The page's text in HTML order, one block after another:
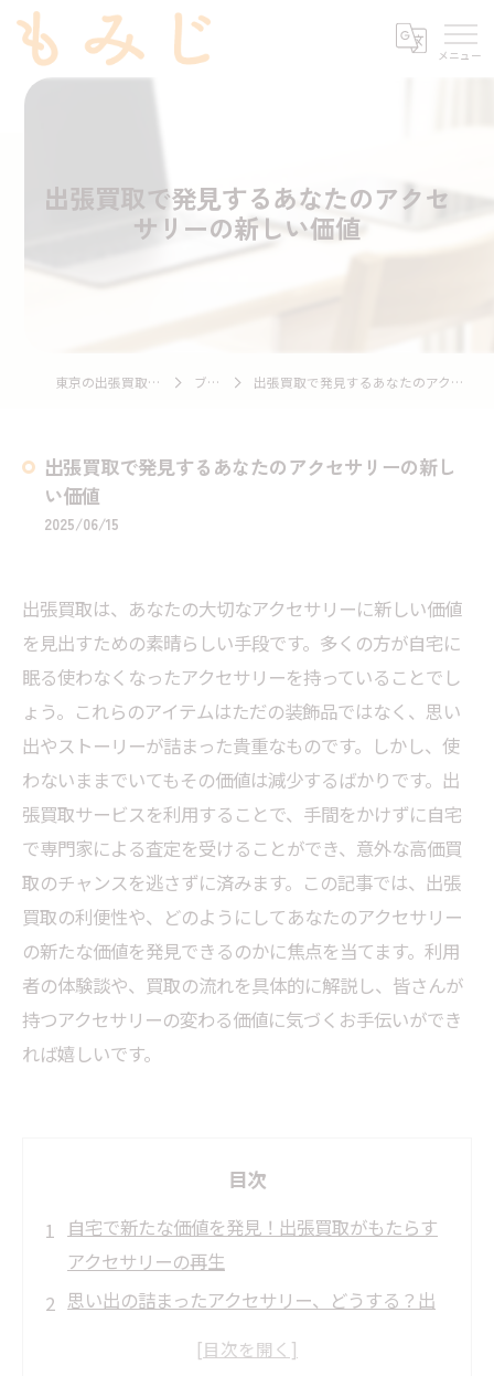
出張買取で発見するあなたのアクセ
サリーの新しい価値
東京の出張買取ならもみじ ブログ 出張買取で発見するあなたのアクセサリーの新しい価値
出張買取で発見するあなたのアクセサリーの新し
い価値
2025/06/15
出張買取は、あなたの大切なアクセサリーに新しい価値
を見出すための素晴らしい手段です。多くの方が自宅に
眠る使わなくなったアクセサリーを持っていることでし
ょう。これらのアイテムはただの装飾品ではなく、思い
出やストーリーが詰まった貴重なものです。しかし、使
わないままでいてもその価値は減少するばかりです。出
張買取サービスを利用することで、手間をかけずに自宅
で専門家による査定を受けることができ、意外な高価買
取のチャンスを逃さずに済みます。この記事では、出張
買取の利便性や、どのようにしてあなたのアクセサリー
の新たな価値を発見できるのかに焦点を当てます。利用
者の体験談や、買取の流れを具体的に解説し、皆さんが
持つアクセサリーの変わる価値に気づくお手伝いができ
れば嬉しいです。
目次
自宅で新たな価値を発見！出張買取がもたらす
アクセサリーの再生
思い出の詰まったアクセサリー、どうする？出